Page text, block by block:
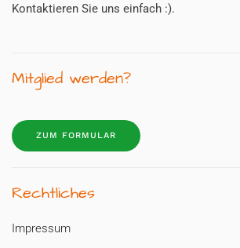
Kontaktieren Sie uns einfach :).
Mitglied werden?
ZUM FORMULAR
Rechtliches
Impressum